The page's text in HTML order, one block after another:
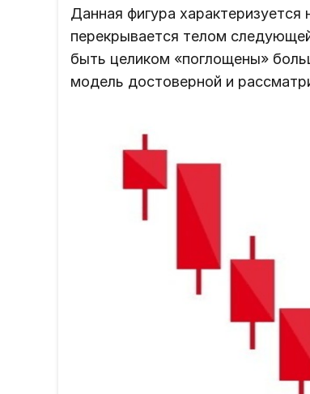
Данная фигура
перекрывается телом
быть целиком «поглощены»
модель достоверной и